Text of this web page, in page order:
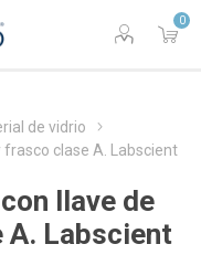
0
de vidrio
clase A. Labscient
llave de
Labscient